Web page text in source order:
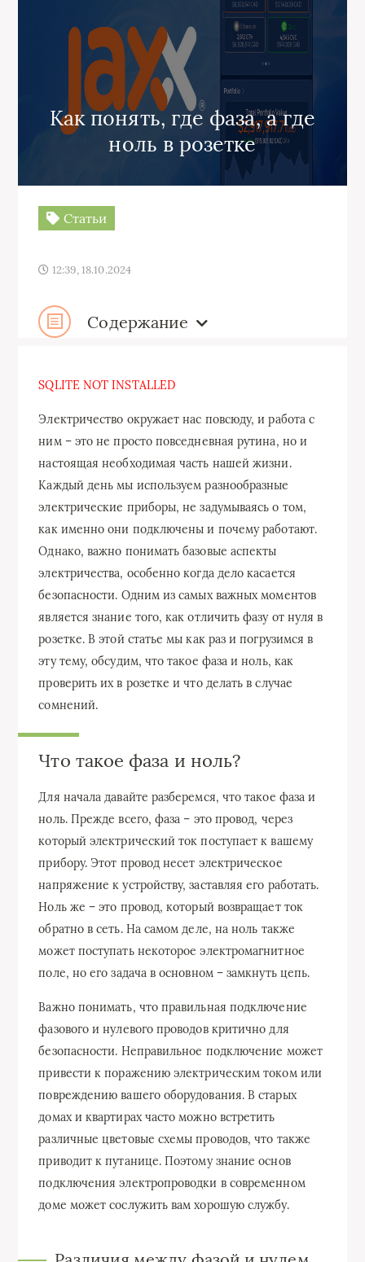
Как понять, где фаза, а где
ноль в розетке
Статьи
12:39, 18.10.2024
Содержание
SQLITE NOT INSTALLED
Электричество окружает нас повсюду, и работа с
ним – это не просто повседневная рутина, но и
настоящая необходимая часть нашей жизни.
Каждый день мы используем разнообразные
электрические приборы, не задумываясь о том,
как именно они подключены и почему работают.
Однако, важно понимать базовые аспекты
электричества, особенно когда дело касается
безопасности. Одним из самых важных моментов
является знание того, как отличить фазу от нуля в
розетке. В этой статье мы как раз и погрузимся в
эту тему, обсудим, что такое фаза и ноль, как
проверить их в розетке и что делать в случае
сомнений.
Что такое фаза и ноль?
Для начала давайте разберемся, что такое фаза и
ноль. Прежде всего, фаза – это провод, через
который электрический ток поступает к вашему
прибору. Этот провод несет электрическое
напряжение к устройству, заставляя его работать.
Ноль же – это провод, который возвращает ток
обратно в сеть. На самом деле, на ноль также
может поступать некоторое электромагнитное
поле, но его задача в основном – замкнуть цепь.
Важно понимать, что правильная подключение
фазового и нулевого проводов критично для
безопасности. Неправильное подключение может
привести к поражению электрическим током или
повреждению вашего оборудования. В старых
домах и квартирах часто можно встретить
различные цветовые схемы проводов, что также
приводит к путанице. Поэтому знание основ
подключения электропроводки в современном
доме может сослужить вам хорошую службу.